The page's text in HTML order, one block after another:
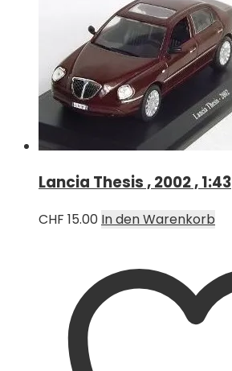
Lancia Thesis , 2002 , 1:43
CHF 15.00 In den Warenkorb